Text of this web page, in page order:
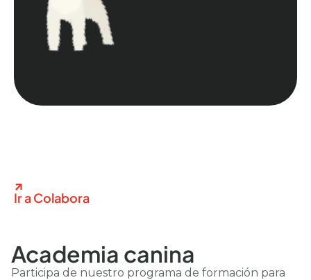
Ir a Colabora
Academia canina
Participa de nuestro programa de formación para